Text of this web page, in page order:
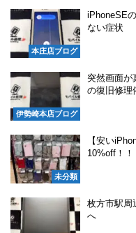
本庄店ブログ
iPhoneSE
ない症状
伊勢崎本店ブログ
突然画面が
の復旧修理
未分類
【安い
10%off！！
枚方市駅周
へ